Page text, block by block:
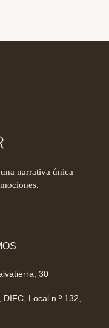
narrativa única
30
Local n.º 132,